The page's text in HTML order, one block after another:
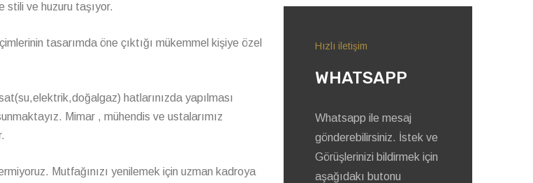
stili ve huzuru taşıyor.
tasarımda öne çıktığı mükemmel kişiye özel
hatlarınızda yapılması
Mimar , mühendis ve ustalarımız
Mutfağınızı yenilemek için uzman kadroya
Hızlı iletişim
WHATSAPP
Whatsapp ile mesaj
gönderebilirsiniz. İstek ve
Görüşlerinizi bildirmek için
aşağıdakı butonu